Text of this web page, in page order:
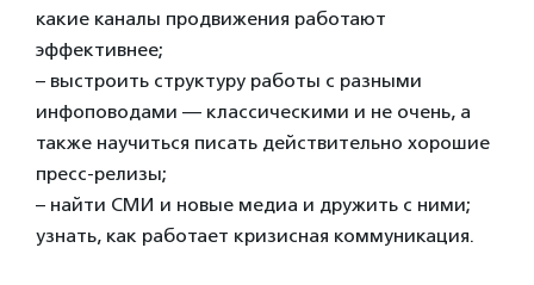
какие каналы продвижения работают
эффективнее;
– выстроить структуру работы с разными
инфоповодами — классическими и не очень, а
также научиться писать действительно хорошие
пресс-релизы;
– найти СМИ и новые медиа и дружить с ними;
узнать, как работает кризисная коммуникация.